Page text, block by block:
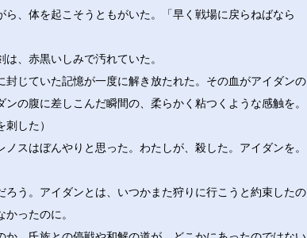
、体を起こそうともがいた。「早く戦場に戻らねばなら
、赤黒いしみで汚れていた。
じていた記憶が一度に解き放たれた。その血がアイダンの
の腹に差しこんだ瞬間の、柔らかく粘つくような感触を。
した）
スはぼんやりと思った。わたしが、殺した。アイダンを。
う。アイダンとは、いつかまた狩りに行こうと約束したの
ったのに。